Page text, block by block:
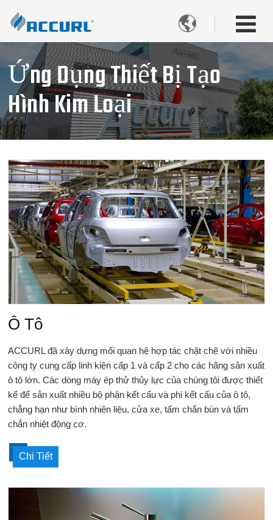

Ứng Dụng Thiết Bị Tạo
Hình Kim Loại
Ô Tô
ACCURL đã xây dựng mối quan hệ hợp tác chặt chẽ với nhiều
công ty cung cấp linh kiện cấp 1 và cấp 2 cho các hãng sản xuất
ô tô lớn. Các dòng máy ép thử thủy lực của chúng tôi được thiết
kế để sản xuất nhiều bộ phận kết cấu và phi kết cấu của ô tô,
chẳng hạn như bình nhiên liệu, cửa xe, tấm chắn bùn và tấm
chắn nhiệt động cơ.
Chi Tiết